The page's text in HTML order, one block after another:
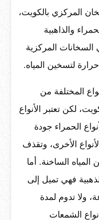
المركزي بالكويت،
والذاهبية
المركزية
لتسخين المياه.
المختلفة من
لكن تعتبر الأنواع
الحمراء جودة
الأخرى، وتقذف
الساخنة. أما
فهي تميل إلى
ولا تدوم لمدة
الشمعات